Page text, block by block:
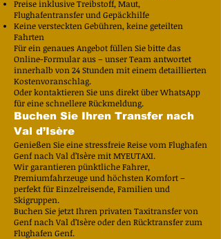
Preise inklusive Treibstoff, Maut,
Flughafentransfer und Gepäckhilfe
Keine versteckten Gebühren, keine geteilten
Fahrten
Für ein genaues Angebot füllen Sie bitte das
Online-Formular aus – unser Team antwortet
innerhalb von 24 Stunden mit einem detaillierten
Kostenvoranschlag.
Oder kontaktieren Sie uns direkt über WhatsApp
für eine schnellere Rückmeldung.
Buchen Sie Ihren Transfer nach
Val d’Isère
Genießen Sie eine stressfreie Reise vom Flughafen
Genf nach Val d’Isère mit MYEUTAXI.
Wir garantieren pünktliche Fahrer,
Premiumfahrzeuge und höchsten Komfort –
perfekt für Einzelreisende, Familien und
Skigruppen.
Buchen Sie jetzt Ihren privaten Taxitransfer von
Genf nach Val d’Isère oder den Rücktransfer zum
Flughafen Genf.